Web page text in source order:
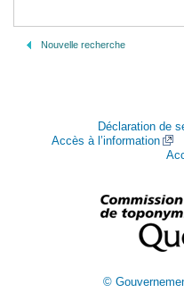
Nouvelle recherche
Déclaration de
Accès à l’information
©